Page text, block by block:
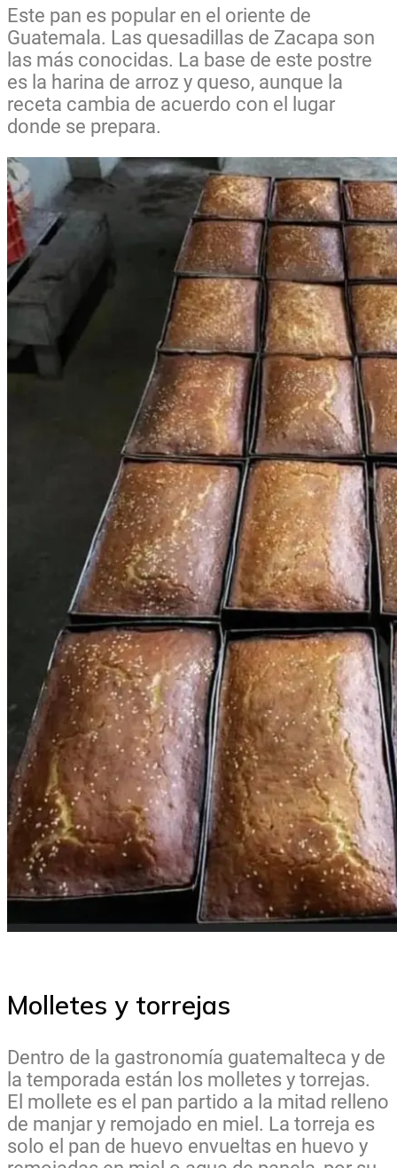
Este pan es popular en el oriente de
Guatemala. Las quesadillas de Zacapa son
las más conocidas. La base de este postre
es la harina de arroz y queso, aunque la
receta cambia de acuerdo con el lugar
donde se prepara.
Molletes y torrejas
Dentro de la gastronomía guatemalteca y de
la temporada están los molletes y torrejas.
El mollete es el pan partido a la mitad relleno
de manjar y remojado en miel. La torreja es
solo el pan de huevo envueltas en huevo y